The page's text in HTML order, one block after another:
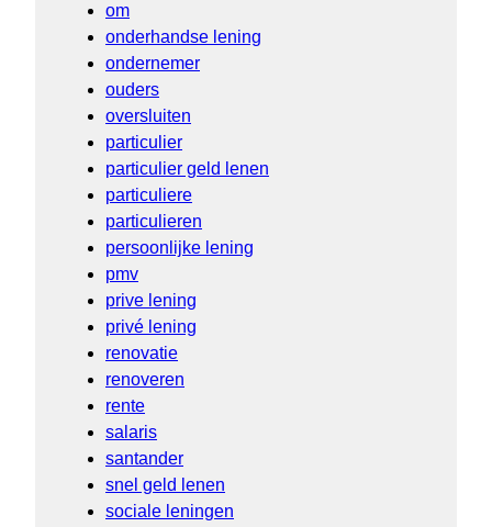
om
onderhandse lening
ondernemer
ouders
oversluiten
particulier
particulier geld lenen
particuliere
particulieren
persoonlijke lening
pmv
prive lening
privé lening
renovatie
renoveren
rente
salaris
santander
snel geld lenen
sociale leningen